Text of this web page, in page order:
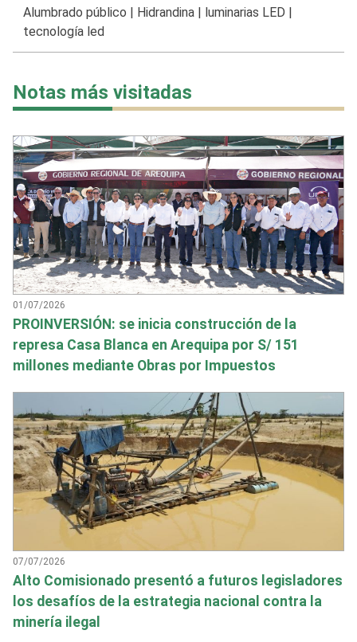
Alumbrado público Hidrandina| luminarias LED
tecnología led
Notas más visitadas
01/07/2026
PROINVERSIÓN: se inicia construcción de la
represa Casa Blanca en Arequipa por S/ 151
millones mediante Obras por Impuestos
07/07/2026
Alto Comisionado presentó a futuros legisladores
los desafíos de la estrategia nacional contra la
minería ilegal